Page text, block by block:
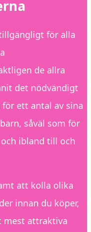
för alla
de allra
det nödvändigt
ett antal av sina
såväl som för
ibland till och
att kolla olika
innan du köper,
mest attraktiva